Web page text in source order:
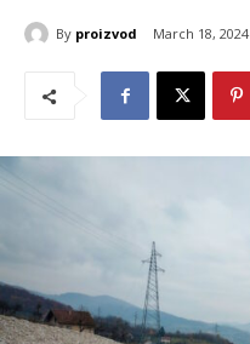
By proizvod March 18, 2024